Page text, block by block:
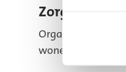
Zorgzame
Organisaties
wonen met de